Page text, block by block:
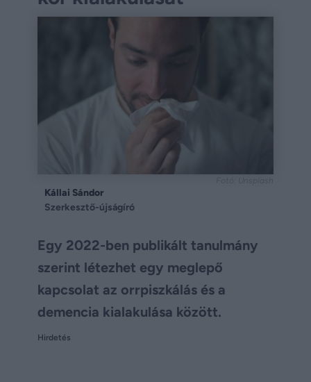
Kállai Sándor
Szerkesztő-újságíró
Egy 2022-ben publikált tanulmány
szerint létezhet egy meglepő
kapcsolat az orrpiszkálás és a
demencia kialakulása között.
Hirdetés